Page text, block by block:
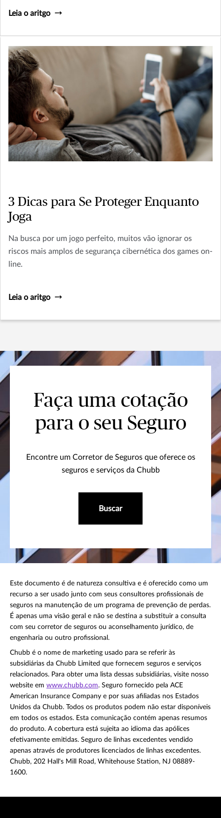
Leia o aritgo
3 Dicas para Se Proteger Enquanto
Joga
Na busca por um jogo perfeito, muitos vão ignorar os
riscos mais amplos de segurança cibernética dos games on-
line.
Leia o aritgo
Faça uma cotação
para o seu Seguro
Encontre um Corretor de Seguros que oferece os
seguros e serviços da Chubb
Buscar
Este documento é de natureza consultiva e é oferecido como um
recurso a ser usado junto com seus consultores profissionais de
seguros na manutenção de um programa de prevenção de perdas.
É apenas uma visão geral e não se destina a substituir a consulta
com seu corretor de seguros ou aconselhamento jurídico, de
engenharia ou outro profissional.
Chubb é o nome de marketing usado para se referir às
subsidiárias da Chubb Limited que fornecem seguros e serviços
relacionados. Para obter uma lista dessas subsidiárias, visite nosso
website em www.chubb.com. Seguro fornecido pela ACE
American Insurance Company e por suas afiliadas nos Estados
Unidos da Chubb. Todos os produtos podem não estar disponíveis
em todos os estados. Esta comunicação contém apenas resumos
do produto. A cobertura está sujeita ao idioma das apólices
efetivamente emitidas. Seguro de linhas excedentes vendido
apenas através de produtores licenciados de linhas excedentes.
Chubb, 202 Hall's Mill Road, Whitehouse Station, NJ 08889-
1600.